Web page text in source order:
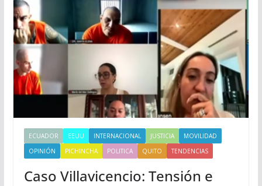
ECUADOR EEUU INTERNACIONAL JUSTICIA
MOVILIDAD
OPINIÓN
PICHINCHA POLITICA QUITO TENDENCIAS
Caso Villavicencio: Tensión e